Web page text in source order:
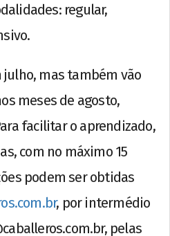
regular,
julho, mas também vão
meses de agosto,
facilitar o aprendizado,
com no máximo 15
podem ser obtidas
, por intermédio
, pelas